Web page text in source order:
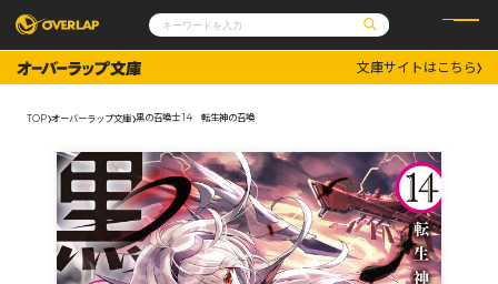
コミックガルド
コミッククリエ
その他
コミックエッセイ
ポケットモンスター
アニメ
ゲーム
通販・NEWS
OVERLAP STORE
オーバーラップ広報室
企業
会社概要
採用情報
アクセス
オーバーラップホールディングス
お問い合わせはこちら
オーバーラップ文庫
文庫サイトはこちら
TOP オーバーラップ文庫 黒の召喚士 14 転生神の召喚